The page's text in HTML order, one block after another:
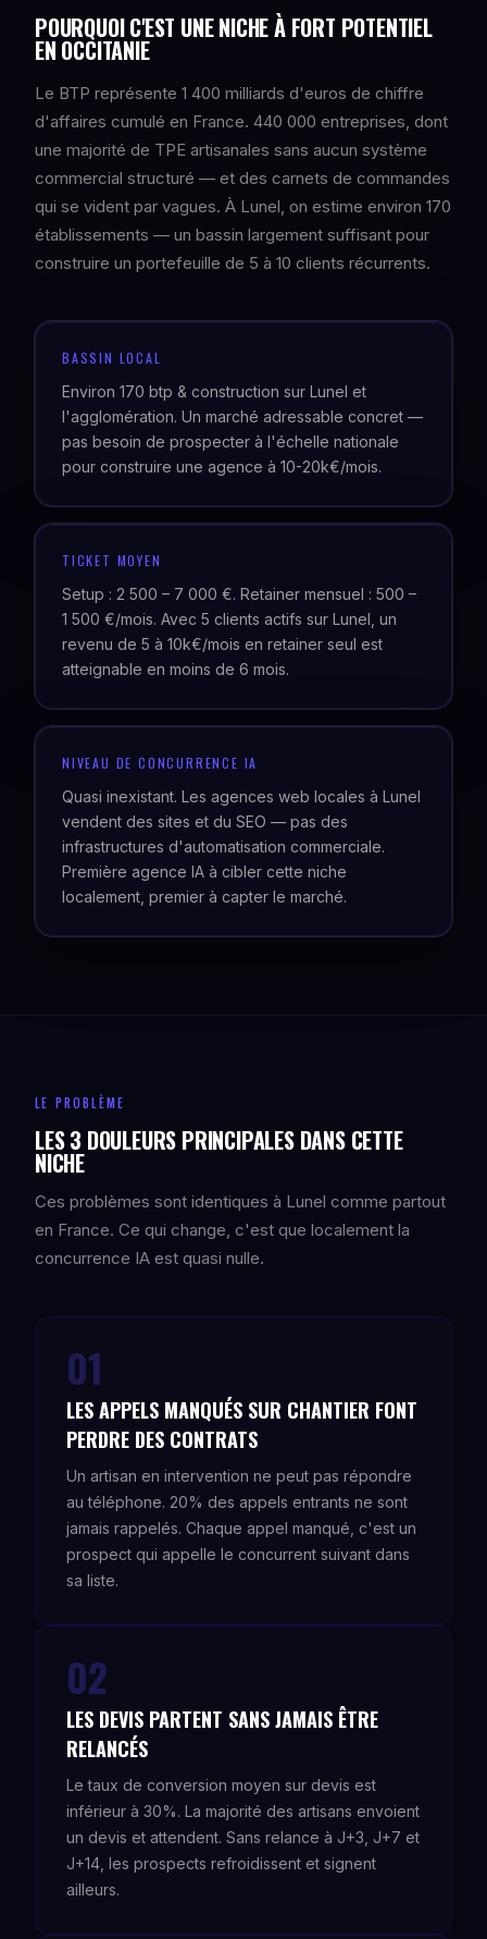
POURQUOI C'EST UNE NICHE À FORT POTENTIEL
EN OCCITANIE
Le BTP représente 1 400 milliards d'euros de chiffre
d'affaires cumulé en France. 440 000 entreprises, dont
une majorité de TPE artisanales sans aucun système
commercial structuré — et des carnets de commandes
qui se vident par vagues. À Lunel, on estime environ 170
établissements — un bassin largement suffisant pour
construire un portefeuille de 5 à 10 clients récurrents.
BASSIN LOCAL
Environ 170 btp & construction sur Lunel et
l'agglomération. Un marché adressable concret —
pas besoin de prospecter à l'échelle nationale
pour construire une agence à 10-20k€/mois.
TICKET MOYEN
Setup : 2 500 – 7 000 €. Retainer mensuel : 500 –
1 500 €/mois. Avec 5 clients actifs sur Lunel, un
revenu de 5 à 10k€/mois en retainer seul est
atteignable en moins de 6 mois.
NIVEAU DE CONCURRENCE IA
Quasi inexistant. Les agences web locales à Lunel
vendent des sites et du SEO — pas des
infrastructures d'automatisation commerciale.
Première agence IA à cibler cette niche
localement, premier à capter le marché.
LE PROBLÈME
LES 3 DOULEURS PRINCIPALES DANS CETTE
NICHE
Ces problèmes sont identiques à Lunel comme partout
en France. Ce qui change, c'est que localement la
concurrence IA est quasi nulle.
01
LES APPELS MANQUÉS SUR CHANTIER FONT
PERDRE DES CONTRATS
Un artisan en intervention ne peut pas répondre
au téléphone. 20% des appels entrants ne sont
jamais rappelés. Chaque appel manqué, c'est un
prospect qui appelle le concurrent suivant dans
sa liste.
02
LES DEVIS PARTENT SANS JAMAIS ÊTRE
RELANCÉS
Le taux de conversion moyen sur devis est
inférieur à 30%. La majorité des artisans envoient
un devis et attendent. Sans relance à J+3, J+7 et
J+14, les prospects refroidissent et signent
ailleurs.